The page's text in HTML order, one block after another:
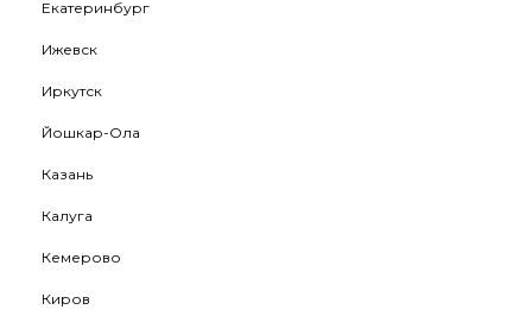
Екатеринбург
Ижевск
Иркутск
Йошкар-Ола
Казань
Калуга
Кемерово
Киров